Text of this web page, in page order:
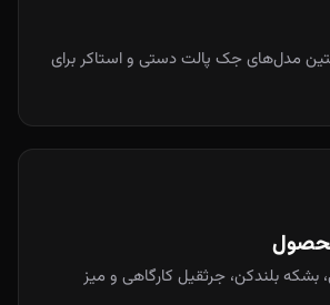
مدل‌های جک پالت دستی و استاکر برای
بشکه بلندکن، جرثقیل کارگاهی و میز